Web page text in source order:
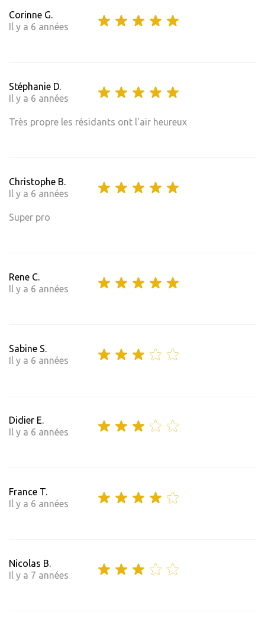
Corinne G.
Il y a 6 années
Stéphanie D.
Il y a 6 années
Très propre les résidants ont l'air heureux
Christophe B.
Il y a 6 années
Super pro
Rene C.
Il y a 6 années
Sabine S.
Il y a 6 années
Didier E.
Il y a 6 années
France T.
Il y a 6 années
Nicolas B.
Il y a 7 années